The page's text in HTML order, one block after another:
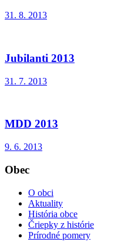
31. 8. 2013
Jubilanti 2013
31. 7. 2013
MDD 2013
9. 6. 2013
Obec
O obci
Aktuality
História obce
Čriepky z histórie
Prírodné pomery